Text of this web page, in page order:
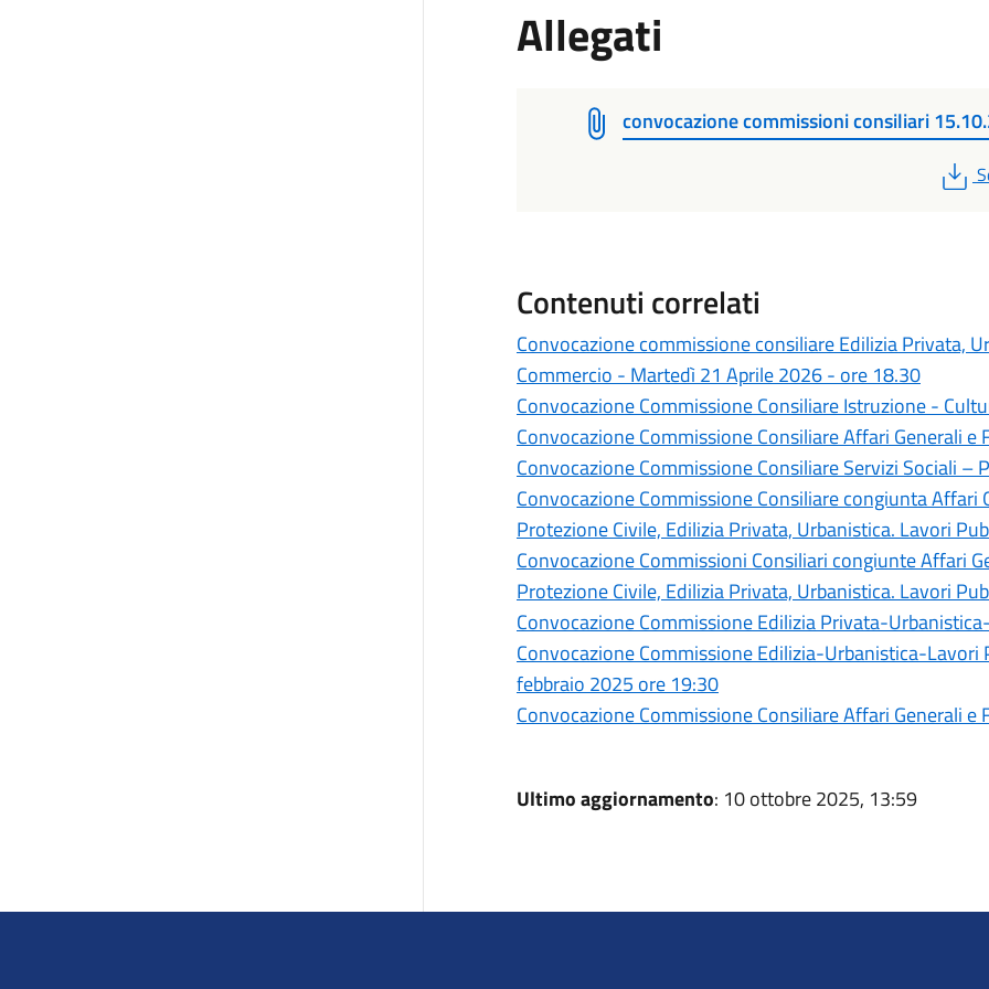
Allegati
convocazione commissioni consiliari
Contenuti correlati
Convocazione commissione consiliare Edilizia Privata,
Commercio - Martedì 21 Aprile 2026 - ore 18.30
Convocazione Commissione Consiliare Istruzione -
Convocazione Commissione Consiliare Affari Generali
Convocazione Commissione Consiliare Servizi Sociali
Convocazione Commissione Consiliare congiunta Affari
Protezione Civile, Edilizia Privata, Urbanistica. Lavori
Convocazione Commissioni Consiliari congiunte Affari
Protezione Civile, Edilizia Privata, Urbanistica. Lavori
Convocazione Commissione Edilizia Privata-
Convocazione Commissione Edilizia-Urbanistica-
febbraio 2025 ore 19:30
Convocazione Commissione Consiliare Affari Generali
Ultimo aggiornamento: 10 ottobre 2025, 13:59